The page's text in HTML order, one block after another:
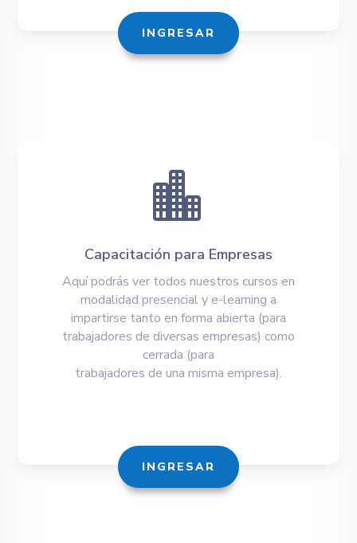
INGRESAR

Capacitación para Empresas
Aquí podrás ver todos nuestros cursos en
modalidad presencial y e-learning a
impartirse tanto en forma abierta (para
trabajadores de diversas empresas) como
cerrada (para
trabajadores de una misma empresa).
INGRESAR